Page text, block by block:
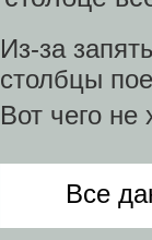
Из-за
столбцы
Вот чего не
Все